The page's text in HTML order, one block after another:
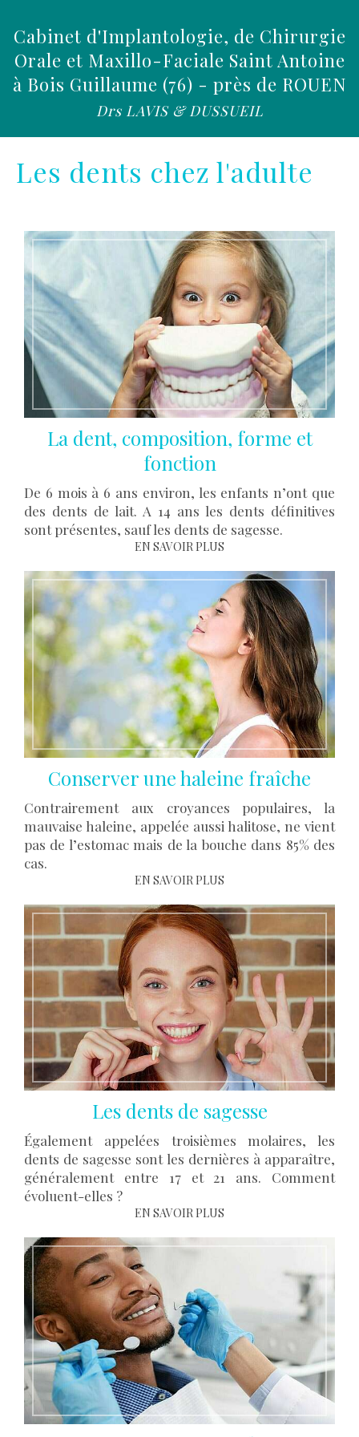
Cabinet d'Implantologie, de Chirurgie
Orale et Maxillo-Faciale Saint Antoine
à Bois Guillaume (76) - près de ROUEN
Drs LAVIS & DUSSUEIL
Les dents chez l'adulte
La dent, composition, forme et
fonction
De 6 mois à 6 ans environ, les enfants n’ont que
des dents de lait. A 14 ans les dents définitives
sont présentes, sauf les dents de sagesse.
EN SAVOIR PLUS
Conserver une haleine fraîche
Contrairement aux croyances populaires, la
mauvaise haleine, appelée aussi halitose, ne vient
pas de l’estomac mais de la bouche dans 85% des
cas.
EN SAVOIR PLUS
Les dents de sagesse
Également appelées troisièmes molaires, les
dents de sagesse sont les dernières à apparaître,
généralement entre 17 et 21 ans. Comment
évoluent-elles ?
EN SAVOIR PLUS